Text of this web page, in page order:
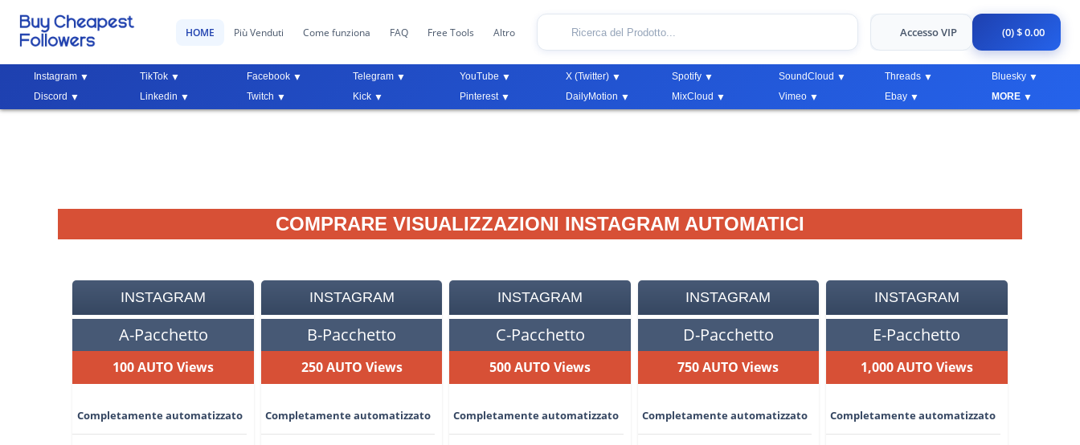
HOME Più Venduti Come funziona FAQ Free Tools Altro Accesso VIP (0) $ 0.00
Instagram TikTok Facebook Telegram YouTube X (Twitter) Spotify SoundCloud Threads
Bluesky
Discord
Linkedin Twitch Kick Pinterest DailyMotion MixCloud Vimeo Ebay MORE
COMPRARE VISUALIZZAZIONI INSTAGRAM AUTOMATICI
INSTAGRAM
A-Pacchetto
100 AUTO Views
Completamente automatizzato
INSTAGRAM
B-Pacchetto
250 AUTO Views
Completamente automatizzato
INSTAGRAM
C-Pacchetto
500 AUTO Views
Completamente automatizzato
INSTAGRAM
D-Pacchetto
750 AUTO Views
Completamente automatizzato
INSTAGRAM
E-Pacchetto
1,000 AUTO Views
Completamente automatizzato